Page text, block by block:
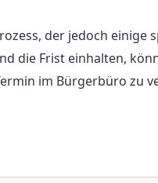
der jedoch einige
die Frist einhalten,
im Bürgerbüro zu